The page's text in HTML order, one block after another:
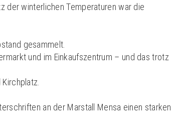
der winterlichen Temperaturen war die
gesammelt.
und im Einkaufszentrum – und das trotz
an der Marstall Mensa einen starken